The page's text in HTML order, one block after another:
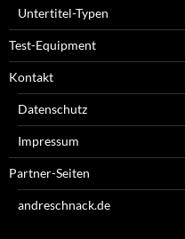
Untertitel-Typen
Test-Equipment
Kontakt
Datenschutz
Impressum
Partner-Seiten
andreschnack.de